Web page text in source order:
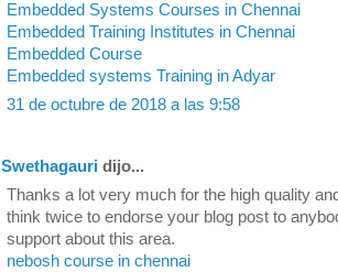
Embedded Systems Courses in Chennai
Embedded Training Institutes in Chennai
Embedded Course
Embedded systems Training in Adyar
31 de octubre de 2018 a las 9:58
Swethagauri dijo...
Thanks a lot very much for the high quality
think twice to endorse your blog post to
support about this area.
nebosh course in chennai